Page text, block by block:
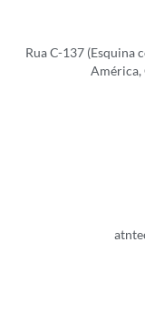
Rua C-137 (Esquina
América,